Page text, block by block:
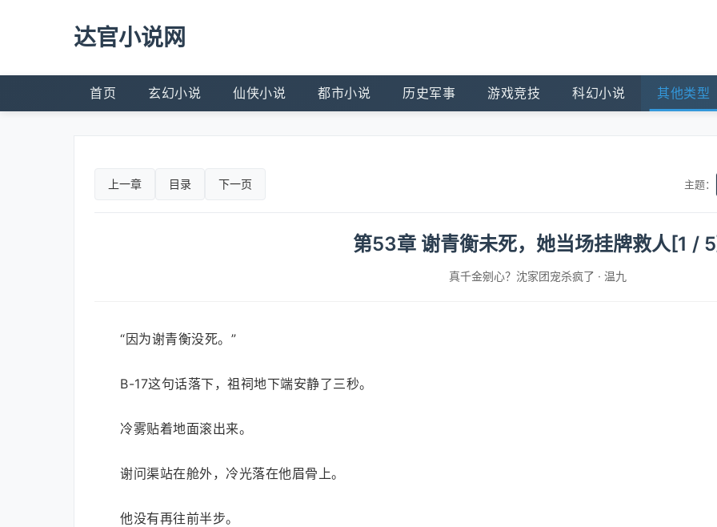
达官小说网
首页 玄幻小说 仙侠小说 都市小说 历史军事 游戏竞技 科幻小说 其他类型
上一章 目录 下一页 主题：
第53章 谢青衡未死，她当场挂牌救人[1 /
真千金剜心？沈家团宠杀疯了 · 温九
“因为谢青衡没死。”
B-17这句话落下，祖祠地下端安静了三秒。
冷雾贴着地面滚出来。
谢问渠站在舱外，冷光落在他眉骨上。
他没有再往前半步。